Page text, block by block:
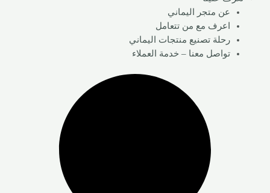
عن متجر اليماني
اعرف مع من تتعامل
رحلة تصنيع منتجات اليماني
تواصل معنا – خدمة العملاء